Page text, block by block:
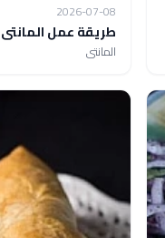
2026-07-08
طريقة عمل المانتى
المانتى